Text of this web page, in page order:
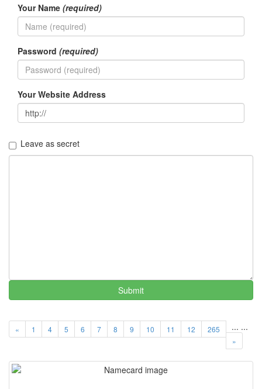
Your Name (required)
Password (required)
Your Website Address
Leave as secret
Submit
« 1 ...
4 5 6 7 8 9 10 11 12 ...
265
»